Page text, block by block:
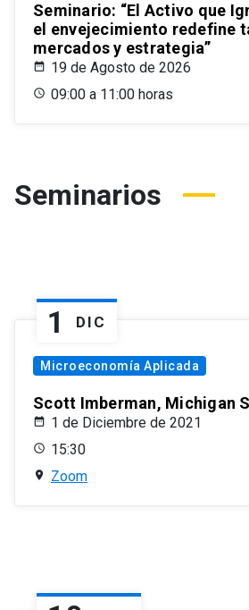
Seminario: “El Activo que
el envejecimiento redefine
mercados y estrategia”
19 de Agosto de 2026
09:00 a 11:00 horas
Seminarios
1 DIC
Microeconomía Aplicada
Scott Imberman, Michigan
1 de Diciembre de 2021
15:30
Zoom